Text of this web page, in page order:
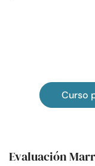
Curso
Evaluación